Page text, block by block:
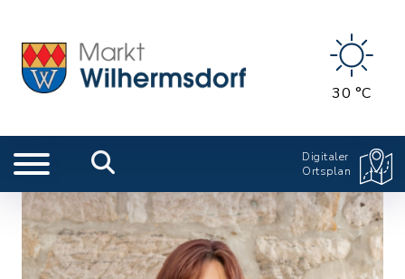
30 °C
Digitaler
Ortsplan